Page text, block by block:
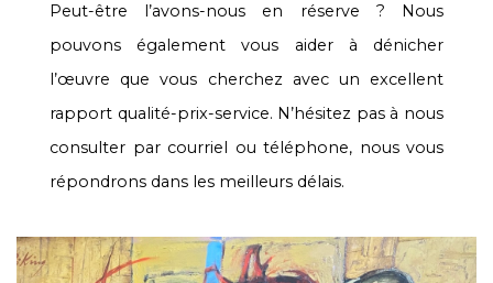
Peut-être l’avons-nous en réserve ? Nous
pouvons également vous aider à dénicher
l’œuvre que vous cherchez avec un excellent
rapport qualité-prix-service. N’hésitez pas à nous
consulter par courriel ou téléphone, nous vous
répondrons dans les meilleurs délais.